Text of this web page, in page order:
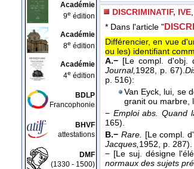
Académie
9e édition
Académie
8e édition
Académie
4e édition
BDLP
Francophonie
BHVF
attestations
DMF
(1330 - 1500)
DISCRIMINATIF, IVE
* Dans l'article "
Différencier, en vue
ou les) identifiant
A.− [Le compl. d'obj.
Journal,1928, p. 67).
p. 516):
Van Eyck, lui, se
granit ou marbre,
− Emploi abs. Quand
165).
B.− Rare. [Le compl.
Jacques,1952, p. 287).
− [Le suj. désigne
normaux des sujets